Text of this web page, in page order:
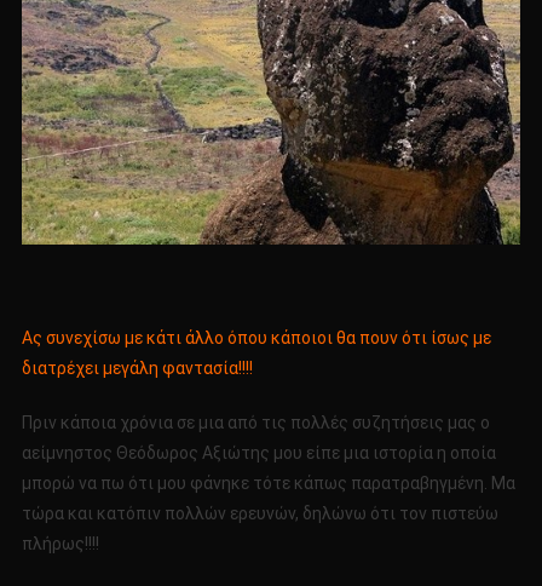
Ας συνεχίσω με κάτι άλλο όπου κάποιοι θα πουν ότι ίσως με
διατρέχει μεγάλη φαντασία!!!!
Πριν κάποια χρόνια σε μια από τις πολλές συζητήσεις μας ο
αείμνηστος Θεόδωρος Αξιώτης μου είπε μια ιστορία η οποία
μπορώ να πω ότι μου φάνηκε τότε κάπως παρατραβηγμένη. Μα
τώρα και κατόπιν πολλών ερευνών, δηλώνω ότι τον πιστεύω
πλήρως!!!!